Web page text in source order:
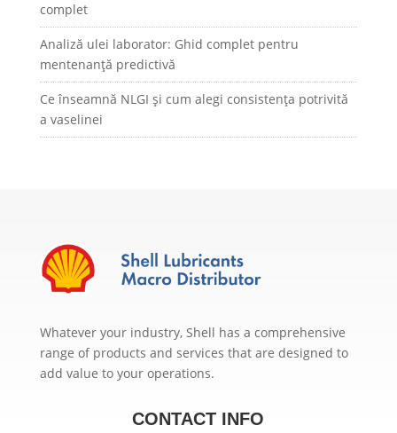
complet
Analiză ulei laborator: Ghid complet pentru
mentenanță predictivă
Ce înseamnă NLGI și cum alegi consistența potrivită
a vaselinei
Whatever your industry, Shell has a comprehensive
range of products and services that are designed to
add value to your operations.
CONTACT INFO